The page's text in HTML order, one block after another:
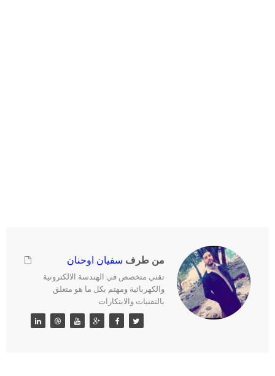
من طرف سفيان اوحنان
تقني متخصص في الهندسة الالكترونية
والكهربائية ومهتم بكل ما هو متعلق
بالتقنيات والابتكارات